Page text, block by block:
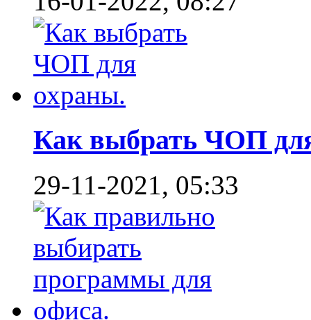
Как выбрать ЧОП
29-11-2021, 05:33